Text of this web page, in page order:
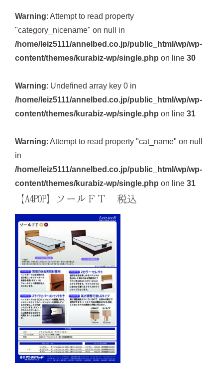
Warning: Attempt to read property
"category_nicename" on null in
/home/leiz5111/annelbed.co.jp/public_html/wp/wp-
content/themes/kurabiz-wp/single.php on line 30
Warning: Undefined array key 0 in
/home/leiz5111/annelbed.co.jp/public_html/wp/wp-
content/themes/kurabiz-wp/single.php on line 31
Warning: Attempt to read property "cat_name" on null
in
/home/leiz5111/annelbed.co.jp/public_html/wp/wp-
content/themes/kurabiz-wp/single.php on line 31
【A4POP】ソールＦＴ 税込